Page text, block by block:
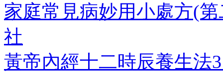
家庭常見病妙用小處方
社
黃帝內經十二時辰養生法